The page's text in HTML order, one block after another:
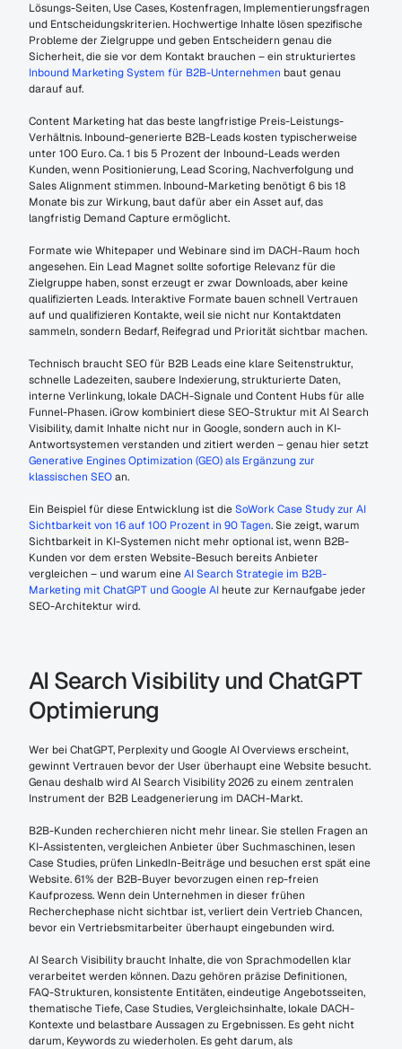
Lösungs-Seiten, Use Cases, Kostenfragen, Implementierungsfragen
und Entscheidungskriterien. Hochwertige Inhalte lösen spezifische
Probleme der Zielgruppe und geben Entscheidern genau die
Inbound Marketing System für B2B-Unternehmen baut genau
darauf auf.
Content Marketing hat das beste langfristige Preis-Leistungs-
Verhältnis. Inbound-generierte B2B-Leads kosten typischerweise
unter 100 Euro. Ca. 1 bis 5 Prozent der Inbound-Leads werden
Kunden, wenn Positionierung, Lead Scoring, Nachverfolgung und
Sales Alignment stimmen. Inbound-Marketing benötigt 6 bis 18
Monate bis zur Wirkung, baut dafür aber ein Asset auf, das
langfristig Demand Capture ermöglicht.
Formate wie Whitepaper und Webinare sind im DACH-Raum hoch
angesehen. Ein Lead Magnet sollte sofortige Relevanz für die
Zielgruppe haben, sonst erzeugt er zwar Downloads, aber keine
qualifizierten Leads. Interaktive Formate bauen schnell Vertrauen
auf und qualifizieren Kontakte, weil sie nicht nur Kontaktdaten
sammeln, sondern Bedarf, Reifegrad und Priorität sichtbar machen.
Technisch braucht SEO für B2B Leads eine klare Seitenstruktur,
schnelle Ladezeiten, saubere Indexierung, strukturierte Daten,
interne Verlinkung, lokale DACH-Signale und Content Hubs für alle
Funnel-Phasen. iGrow kombiniert diese SEO-Struktur mit AI Search
Visibility, damit Inhalte nicht nur in Google, sondern auch in KI-
Generative Engines Optimization (GEO) als Ergänzung zur
klassischen SEO an.
Ein Beispiel für diese Entwicklung ist die SoWork Case Study zur AI
Sichtbarkeit von 16 auf 100 Prozent in 90 Tagen. Sie zeigt, warum
Sichtbarkeit in KI-Systemen nicht mehr optional ist, wenn B2B-
Kunden vor dem ersten Website-Besuch bereits Anbieter
vergleichen – und warum eine AI Search Strategie im B2B-
Marketing mit ChatGPT und Google AI heute zur Kernaufgabe jeder
SEO-Architektur wird.
AI Search Visibility und ChatGPT
Optimierung
Wer bei ChatGPT, Perplexity und Google AI Overviews erscheint,
gewinnt Vertrauen bevor der User überhaupt eine Website besucht.
Genau deshalb wird AI Search Visibility 2026 zu einem zentralen
Instrument der B2B Leadgenerierung im DACH-Markt.
B2B-Kunden recherchieren nicht mehr linear. Sie stellen Fragen an
KI-Assistenten, vergleichen Anbieter über Suchmaschinen, lesen
Case Studies, prüfen LinkedIn-Beiträge und besuchen erst spät eine
Website. 61% der B2B-Buyer bevorzugen einen rep-freien
Kaufprozess. Wenn dein Unternehmen in dieser frühen
Recherchephase nicht sichtbar ist, verliert dein Vertrieb Chancen,
bevor ein Vertriebsmitarbeiter überhaupt eingebunden wird.
AI Search Visibility braucht Inhalte, die von Sprachmodellen klar
verarbeitet werden können. Dazu gehören präzise Definitionen,
FAQ-Strukturen, konsistente Entitäten, eindeutige Angebotsseiten,
thematische Tiefe, Case Studies, Vergleichsinhalte, lokale DACH-
Kontexte und belastbare Aussagen zu Ergebnissen. Es geht nicht
darum, Keywords zu wiederholen. Es geht darum, als